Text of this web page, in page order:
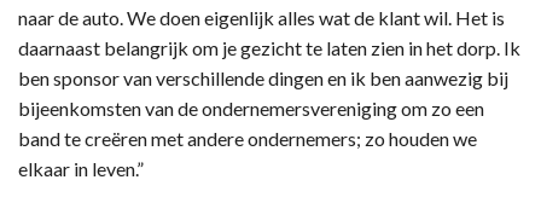
naar de auto. We doen eigenlijk alles wat de klant wil. Het is
daarnaast belangrijk om je gezicht te laten zien in het dorp. Ik
ben sponsor van verschillende dingen en ik ben aanwezig bij
bijeenkomsten van de ondernemersvereniging om zo een
band te creëren met andere ondernemers; zo houden we
elkaar in leven.”